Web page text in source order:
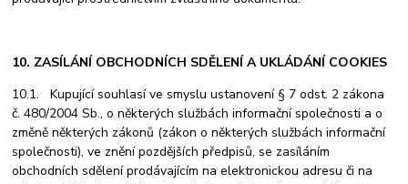
10. ZASÍLÁNÍ OBCHODNÍCH SDĚLENÍ A UKLÁDÁNÍ COOKIES
10.1. Kupující souhlasí ve smyslu ustanovení § 7 odst. 2 zákona
č. 480/2004 Sb., o některých službách informační společnosti a o
změně některých zákonů (zákon o některých službách informační
společnosti), ve znění pozdějších předpisů, se zasíláním
obchodních sdělení prodávajícím na elektronickou adresu či na